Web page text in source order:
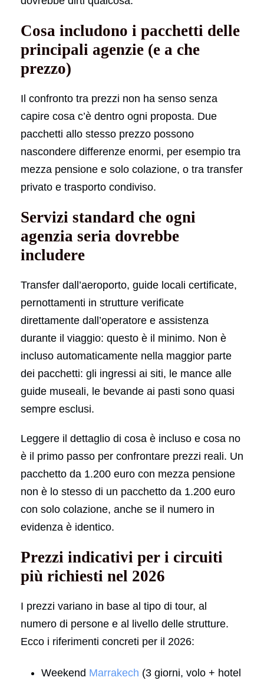
Cosa includono i pacchetti delle
principali agenzie (e a che
prezzo)
Il confronto tra prezzi non ha senso senza
capire cosa c’è dentro ogni proposta. Due
pacchetti allo stesso prezzo possono
nascondere differenze enormi, per esempio tra
mezza pensione e solo colazione, o tra transfer
privato e trasporto condiviso.
Servizi standard che ogni
agenzia seria dovrebbe
includere
Transfer dall’aeroporto, guide locali certificate,
pernottamenti in strutture verificate
direttamente dall’operatore e assistenza
durante il viaggio: questo è il minimo. Non è
incluso automaticamente nella maggior parte
dei pacchetti: gli ingressi ai siti, le mance alle
guide museali, le bevande ai pasti sono quasi
sempre esclusi.
Leggere il dettaglio di cosa è incluso e cosa no
è il primo passo per confrontare prezzi reali. Un
pacchetto da 1.200 euro con mezza pensione
non è lo stesso di un pacchetto da 1.200 euro
con solo colazione, anche se il numero in
evidenza è identico.
Prezzi indicativi per i circuiti
più richiesti nel 2026
I prezzi variano in base al tipo di tour, al
numero di persone e al livello delle strutture.
Ecco i riferimenti concreti per il 2026:
Weekend Marrakech (3 giorni, volo + hotel